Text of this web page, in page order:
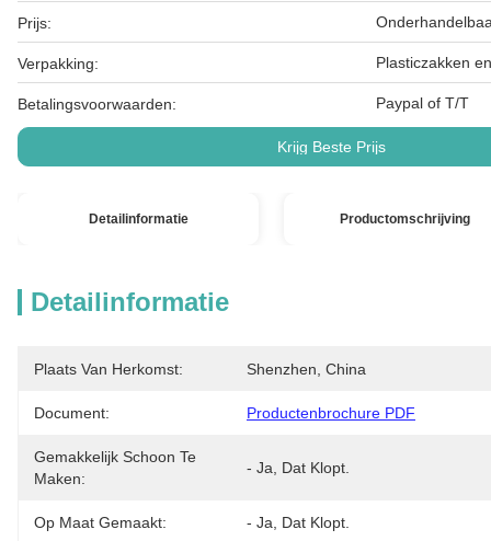
Prijs:
Verpakking: Plasticzakken
Betalingsvoorwaarden: Paypal of T/T
Krijg Beste Prijs
Detailinformatie Productomschrijving
Detailinformatie
Plaats Van Herkomst: Shenzhen, China
Document: Productenbrochure PDF
Gemakkelijk Schoon Te
Maken:
- Ja, Dat Klopt.
Op Maat Gemaakt: - Ja, Dat Klopt.